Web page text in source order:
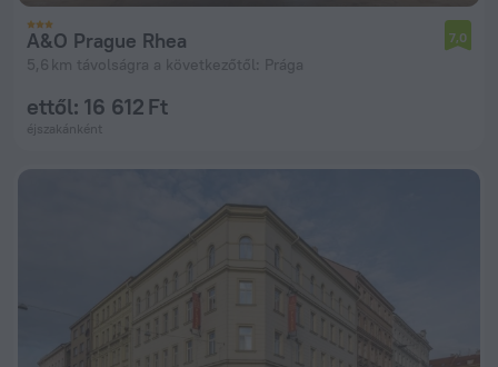
A&O Prague Rhea
5,6 km távolságra a következőtől: Prága
7,0
ettől: 16 612 Ft
éjszakánként